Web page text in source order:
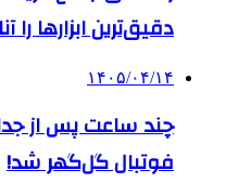
دقیق‌ترین ابزارها را
۱۴۰۵/۰۴/۱۴
چند ساعت پس از
فوتبال گل‌گهر شد!